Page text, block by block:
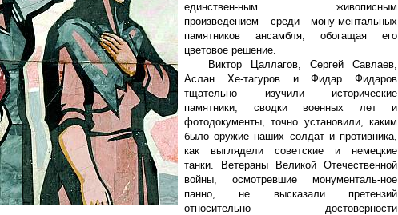
единствен-ным живописным
произведением среди мону-ментальных
памятников ансамбля, обогащая его
цветовое решение.
Виктор Цаллагов, Сергей Савлаев,
Аслан Хе-тагуров и Фидар Фидаров
тщательно изучили исторические
памятники, сводки военных лет и
фотодокументы, точно установили, каким
было оружие наших солдат и противника,
как выглядели советские и немецкие
танки. Ветераны Великой Отечественной
войны, осмотревшие монументаль-ное
панно, не высказали претензий
относительно достоверности